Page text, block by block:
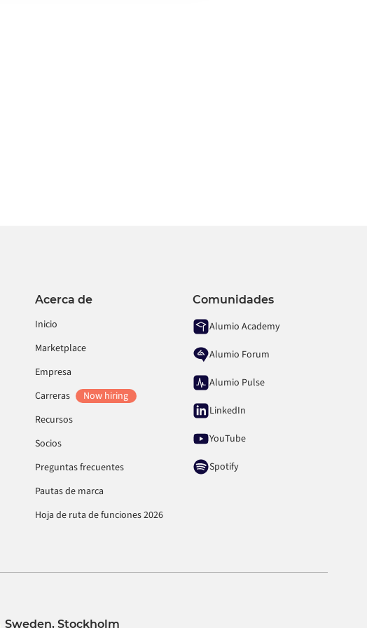
Acerca de
Inicio
Marketplace
Empresa
Carreras
Now hiring
Recursos
Socios
Preguntas frecuentes
Pautas de marca
Hoja de ruta de funciones 2026
Comunidades
Alumio Academy
Alumio Forum
Alumio Pulse
LinkedIn
YouTube
Spotify
Sweden, Stockholm